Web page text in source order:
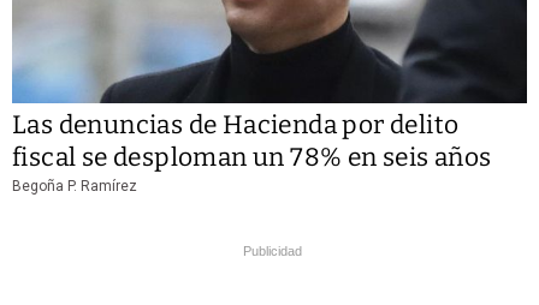
Las denuncias de Hacienda por delito
fiscal se desploman un 78% en seis años
Begoña P. Ramírez
Publicidad